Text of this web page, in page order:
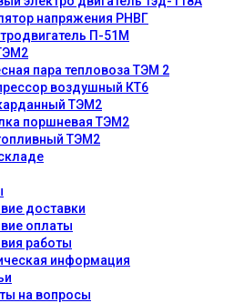
напряжения РНВГ
П-51М
пара тепловоза ТЭМ 2
воздушный КТ6
ТЭМ2
поршневая ТЭМ2
ТЭМ2
доставки
оплаты
работы
информация
на вопросы